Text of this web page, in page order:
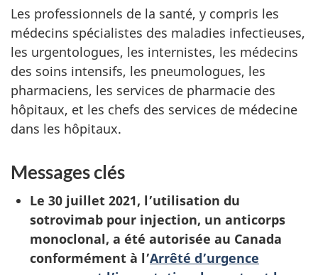
Les professionnels de la santé, y compris les
médecins spécialistes des maladies infectieuses,
les urgentologues, les internistes, les médecins
des soins intensifs, les pneumologues, les
pharmaciens, les services de pharmacie des
hôpitaux, et les chefs des services de médecine
dans les hôpitaux.
Messages clés
Le 30 juillet 2021, l’utilisation du
sotrovimab pour injection, un anticorps
monoclonal, a été autorisée au Canada
conformément à l’Arrêté d’urgence